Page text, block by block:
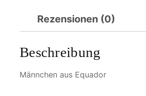
p
i
a
Rezensionen (0)
Beschreibung
Männchen aus Equador